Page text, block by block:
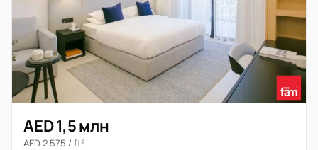
AED 1,5 млн
AED 2 575 / ft²